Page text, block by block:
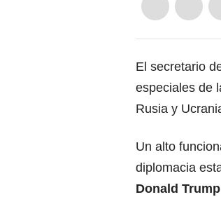
El secretario
especiales de
Rusia y
Un alto
diplomacia
Donald Trump